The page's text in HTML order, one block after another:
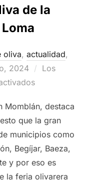
de la
oliva, actualidad,
2024
Los
Momblán, destaca
que la gran
municipios como
Begíjar, Baeza,
y por eso es
la feria olivarera